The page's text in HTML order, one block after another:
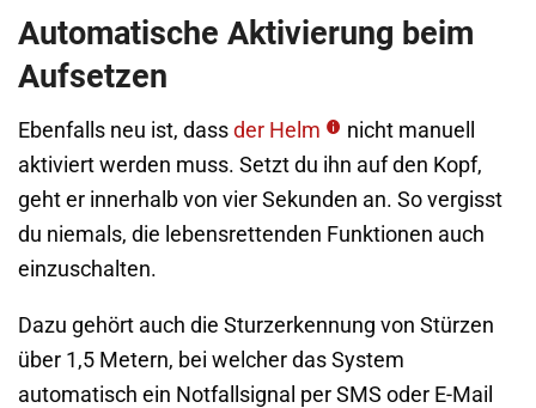
Automatische Aktivierung beim
Aufsetzen
Ebenfalls neu ist, dass der Helm
nicht manuell
aktiviert werden muss. Setzt du ihn auf den Kopf,
geht er innerhalb von vier Sekunden an. So vergisst
du niemals, die lebensrettenden Funktionen auch
einzuschalten.
Dazu gehört auch die Sturzerkennung von Stürzen
über 1,5 Metern, bei welcher das System
automatisch ein Notfallsignal per SMS oder E-Mail